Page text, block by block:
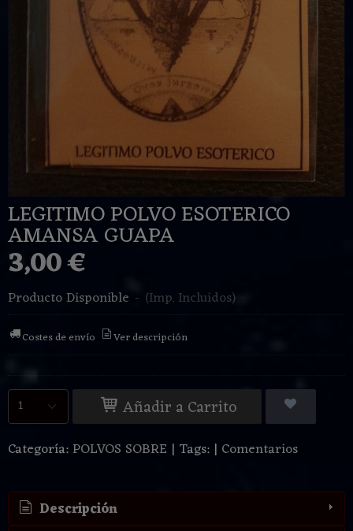
LEGITIMO POLVO ESOTERICO
AMANSA GUAPA
3,00 €
Producto Disponible - (Imp. Incluidos)
Costes de envío Ver descripción
Añadir a Carrito
Categoría:POLVOS SOBRE | Tags: | Comentarios
Descripción